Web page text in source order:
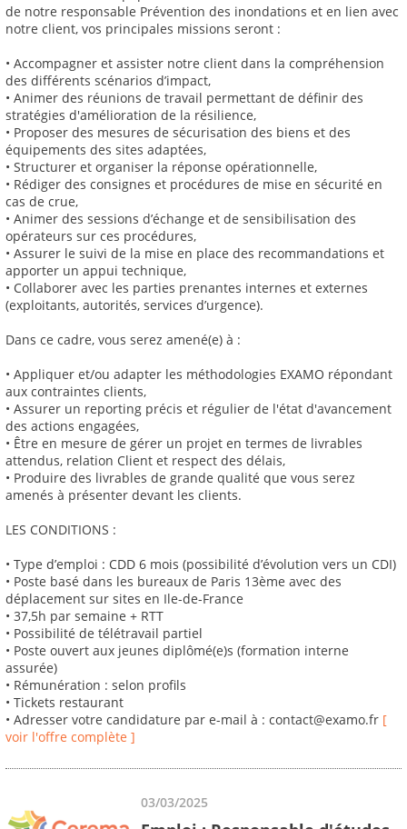
de notre responsable Prévention des inondations et en lien avec
notre client, vos principales missions seront :
• Accompagner et assister notre client dans la compréhension
des différents scénarios d’impact,
• Animer des réunions de travail permettant de définir des
stratégies d'amélioration de la résilience,
• Proposer des mesures de sécurisation des biens et des
équipements des sites adaptées,
• Structurer et organiser la réponse opérationnelle,
• Rédiger des consignes et procédures de mise en sécurité en
cas de crue,
• Animer des sessions d’échange et de sensibilisation des
opérateurs sur ces procédures,
• Assurer le suivi de la mise en place des recommandations et
apporter un appui technique,
• Collaborer avec les parties prenantes internes et externes
(exploitants, autorités, services d’urgence).
Dans ce cadre, vous serez amené(e) à :
• Appliquer et/ou adapter les méthodologies EXAMO répondant
aux contraintes clients,
• Assurer un reporting précis et régulier de l'état d'avancement
des actions engagées,
• Être en mesure de gérer un projet en termes de livrables
attendus, relation Client et respect des délais,
• Produire des livrables de grande qualité que vous serez
amenés à présenter devant les clients.
LES CONDITIONS :
• Type d’emploi : CDD 6 mois (possibilité d’évolution vers un CDI)
• Poste basé dans les bureaux de Paris 13ème avec des
déplacement sur sites en Ile-de-France
• 37,5h par semaine + RTT
• Possibilité de télétravail partiel
• Poste ouvert aux jeunes diplômé(e)s (formation interne
assurée)
• Rémunération : selon profils
• Tickets restaurant
• Adresser votre candidature par e-mail à : contact@examo.fr [
voir l'offre complète ]
03/03/2025